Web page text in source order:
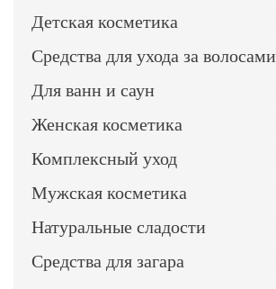
Детская косметика
Средства для ухода за волосами
Для ванн и саун
Женская косметика
Комплексный уход
Мужская косметика
Натуральные сладости
Средства для загара